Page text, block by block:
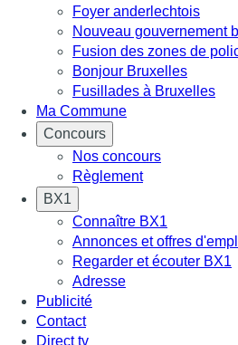
Foyer anderlechtois
Nouveau gouvernement
Fusion des zones de
Bonjour Bruxelles
Fusillades à Bruxelles
Ma Commune
Concours
Nos concours
Règlement
BX1
Connaître BX1
Annonces et offres
Regarder et écouter BX1
Adresse
Publicité
Contact
Direct tv